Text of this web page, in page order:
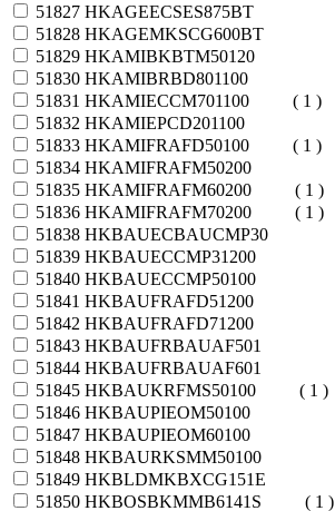
51827 HKAGEECSES875BT
51828 HKAGEMKSCG600BT
51829 HKAMIBKBTM50120
51830 HKAMIBRBD801100
51831 HKAMIECCM701100
( 1 )
51832 HKAMIEPCD201100
51833 HKAMIFRAFD50100
( 1 )
51834 HKAMIFRAFM50200
51835 HKAMIFRAFM60200
( 1 )
51836 HKAMIFRAFM70200
( 1 )
51838 HKBAUECBAUCMP30
51839 HKBAUECCMP31200
51840 HKBAUECCMP50100
51841 HKBAUFRAFD51200
51842 HKBAUFRAFD71200
51843 HKBAUFRBAUAF501
51844 HKBAUFRBAUAF601
51845 HKBAUKRFMS50100
( 1 )
51846 HKBAUPIEOM50100
51847 HKBAUPIEOM60100
51848 HKBAURKSMM50100
51849 HKBLDMKBXCG151E
51850 HKBOSBKMMB6141S
( 1 )